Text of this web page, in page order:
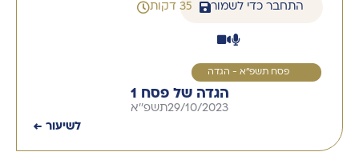
התחבר כדי לשמור 35 דקות
פסח תשפ''א - הגדה
הגדה של פסח 1
29/10/2023תשפ''א
לשיעור ←